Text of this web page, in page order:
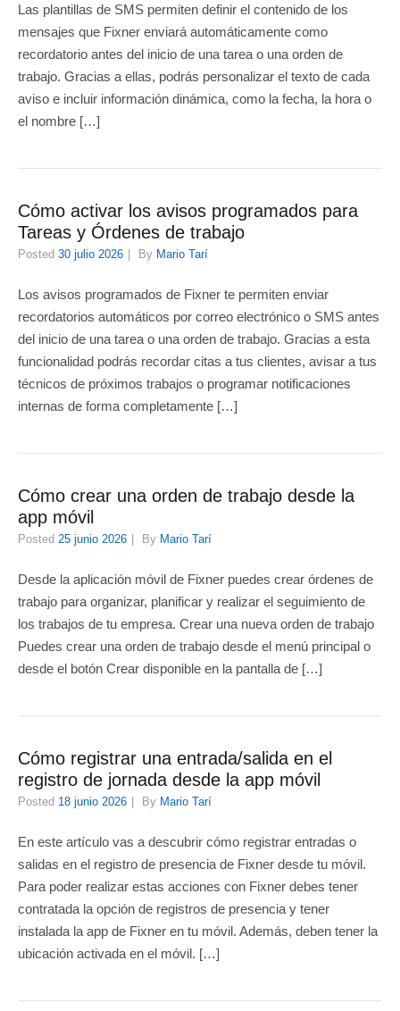
Las plantillas de SMS permiten definir el contenido de los
mensajes que Fixner enviará automáticamente como
recordatorio antes del inicio de una tarea o una orden de
trabajo. Gracias a ellas, podrás personalizar el texto de cada
aviso e incluir información dinámica, como la fecha, la hora o
el nombre […]
Cómo activar los avisos programados para
Tareas y Órdenes de trabajo
Posted 30 julio 2026 By Mario Tarí
Los avisos programados de Fixner te permiten enviar
recordatorios automáticos por correo electrónico o SMS antes
del inicio de una tarea o una orden de trabajo. Gracias a esta
funcionalidad podrás recordar citas a tus clientes, avisar a tus
técnicos de próximos trabajos o programar notificaciones
internas de forma completamente […]
Cómo crear una orden de trabajo desde la
app móvil
Posted 25 junio 2026 By Mario Tarí
Desde la aplicación móvil de Fixner puedes crear órdenes de
trabajo para organizar, planificar y realizar el seguimiento de
los trabajos de tu empresa. Crear una nueva orden de trabajo
Puedes crear una orden de trabajo desde el menú principal o
desde el botón Crear disponible en la pantalla de […]
Cómo registrar una entrada/salida en el
registro de jornada desde la app móvil
Posted 18 junio 2026 By Mario Tarí
En este artículo vas a descubrir cómo registrar entradas o
salidas en el registro de presencia de Fixner desde tu móvil.
Para poder realizar estas acciones con Fixner debes tener
contratada la opción de registros de presencia y tener
instalada la app de Fixner en tu móvil. Además, deben tener la
ubicación activada en el móvil. […]